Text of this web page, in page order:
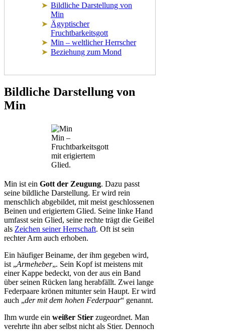
Bildliche Darstellung von
Min
Ägyptischer
Fruchtbarkeitsgott
Min – weltlicher Herrscher
Beziehung zum Mond
Bildliche Darstellung von
Min
Min –
Fruchtbarkeitsgott
mit erigiertem
Glied.
Min ist ein Gott der Zeugung. Dazu passt
seine bildliche Darstellung. Er wird rein
menschlich abgebildet, mit meist geschlossenen
Beinen und erigiertem Glied. Seine linke Hand
umfasst sein Glied, seine rechte trägt die Geißel
als Zeichen seiner Herrschaft. Oft ist sein
rechter Arm auch erhoben.
Ein häufiger Beiname, der ihm gegeben wird,
ist „Armeheber„. Sein Kopf ist meistens mit
einer Kappe bedeckt, von der aus ein Band
über seinen Rücken lang herabfällt. Zwei lange
Federpaare krönen mitunter sein Haupt. Er wird
auch „der mit dem hohen Federpaar“ genannt.
Ihm wurde ein weißer Stier zugeordnet. Man
verehrte ihn aber selbst nicht als Stier. Dennoch